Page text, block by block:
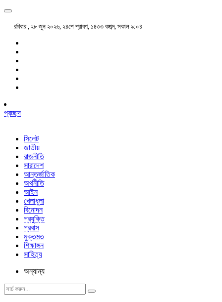
রবিবার , ২৮ জুন ২০২৬, ২৪শে শ্রাবণ, ১৪৩৩ বঙ্গাব্দ, সকাল ৯:০৪
প্রচ্ছদ
সিলেট
জাতীয়
রাজনীতি
সারাদেশ
আন্তর্জাতিক
অর্থনীতি
আইন
খেলাধুলা
বিনোদন
প্রযুক্তি
প্রবাস
মুক্তমত
শিক্ষাঙ্গন
সাহিত্য
অন্যান্য